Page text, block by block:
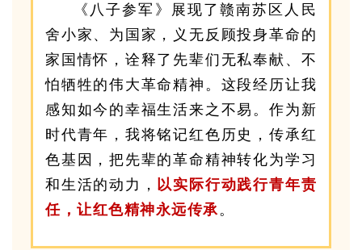
《八子参军》展现了赣南苏区人民
舍小家、为国家，义无反顾投身革命的
家国情怀，诠释了先辈们无私奉献、不
怕牺牲的伟大革命精神。这段经历让我
感知如今的幸福生活来之不易。作为新
时代青年，我将铭记红色历史，传承红
色基因，把先辈的革命精神转化为学习
和生活的动力， 以实际行动践行青年责
任，让红色精神永远传承。